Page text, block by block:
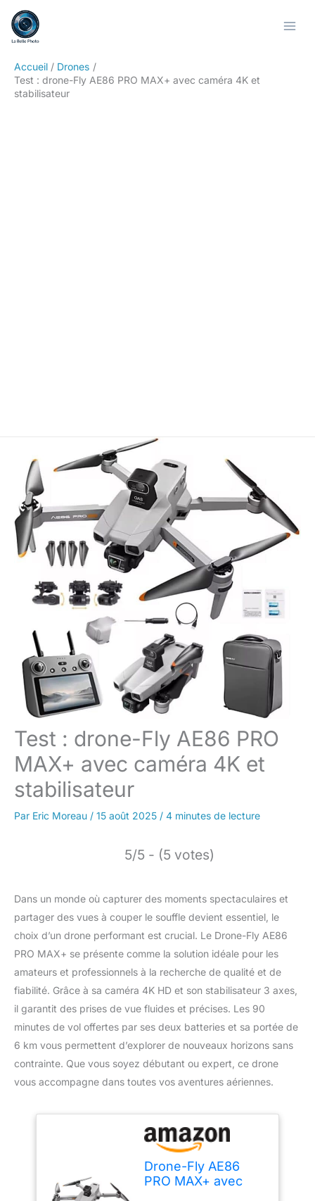
contenu
Accueil
Drones
Test : drone-Fly AE86 PRO MAX+ avec caméra 4K et
stabilisateur
Test : drone-Fly AE86 PRO
MAX+ avec caméra 4K et
stabilisateur
Par Eric Moreau / 15 août 2025 / 4 minutes de lecture
5/5 - (5 votes)
Dans un monde où capturer des moments spectaculaires et
partager des vues à couper le souffle devient essentiel, le
choix d’un drone performant est crucial. Le Drone-Fly AE86
PRO MAX+ se présente comme la solution idéale pour les
amateurs et professionnels à la recherche de qualité et de
fiabilité. Grâce à sa caméra 4K HD et son stabilisateur 3 axes,
il garantit des prises de vue fluides et précises. Les 90
minutes de vol offertes par ses deux batteries et sa portée de
6 km vous permettent d’explorer de nouveaux horizons sans
contrainte. Que vous soyez débutant ou expert, ce drone
vous accompagne dans toutes vos aventures aériennes.
Drone-Fly AE86
PRO MAX+ avec
Rechercher